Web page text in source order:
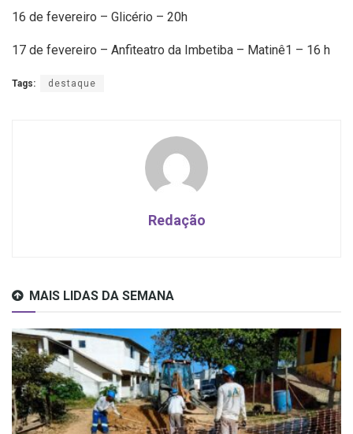
16 de fevereiro – Glicério – 20h
17 de fevereiro – Anfiteatro da Imbetiba – Matinê1 – 16 h
Tags: destaque
Redação
MAIS LIDAS DA SEMANA